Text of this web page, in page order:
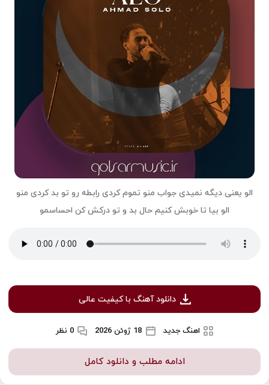
الو یعنی دیگه نمیدی جواب منو تموم کردی رابطه رو تو بد کردی منو
الو بیا تا خوبش کنیم حال بد و تو درکش کن احساسمو
دانلود آهنگ با کیفیت عالی
اهنگ جدید 18 ژوئن 2026 0 نظر
ادامه مطلب و دانلود کامل